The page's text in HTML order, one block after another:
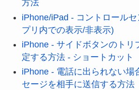
方法
iPhone/iPad - コントロール
プリ内での表示/非表示)
iPhone - サイドボタンのトリ
定する方法 - ショートカット
iPhone - 電話に出られない場
セージを相手に送信する方法